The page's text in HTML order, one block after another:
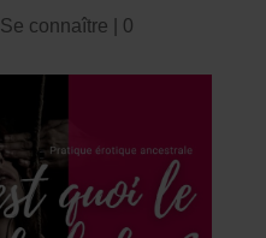
Se connaître
0